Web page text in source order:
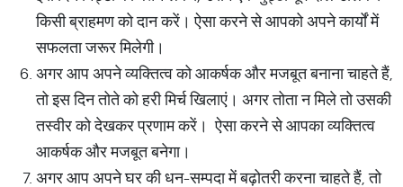
किसी ब्राहमण को दान करें। ऐसा करने से आपको अपने कार्यों में
सफलता जरूर मिलेगी।
अगर आप अपने व्यक्तित्व को आकर्षक और मजबूत बनाना चाहते हैं,
तो इस दिन तोते को हरी मिर्च खिलाएं। अगर तोता न मिले तो उसकी
तस्वीर को देखकर प्रणाम करें। ऐसा करने से आपका व्यक्तित्व
आकर्षक और मजबूत बनेगा।
अगर आप अपने घर की धन-सम्पदा में बढ़ोतरी करना चाहते हैं, तो